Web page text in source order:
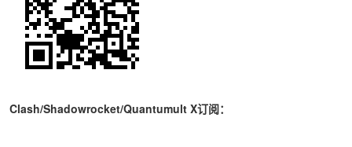
Clash/Shadowrocket/Quantumult X订阅：